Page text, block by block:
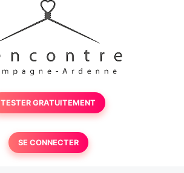
TESTER GRATUITEMENT
SE CONNECTER